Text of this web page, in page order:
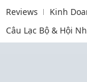
Reviews
Kinh
Câu Lạc Bộ & Hội